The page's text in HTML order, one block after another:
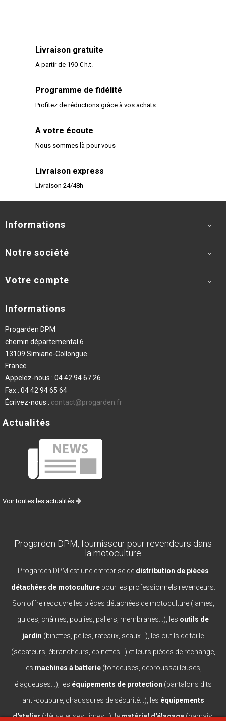
Livraison gratuite
A partir de 190 € h.t.
Programme de fidélité
Profitez de réductions gràce à vos achats
A votre écoute
Nous sommes là pour vous
Livraison express
Livraison 24/48h
Informations 
Notre société 
Votre compte 
Informations
Progarden DPM
chemin départemental 6
13109 Simiane-Collongue
France
Appelez-nous : 04 42 94 67 26
Fax : 04 42 94 65 64
Écrivez-nous : contact@progarden.fr
Actualités
Voir toutes les actualités
Progarden DPM, fournisseur pour revendeurs dans
la motoculture
Progarden DPM est une entreprise de distribution de pièces
détachées de motoculturepour les professionnels revendeurs.
Son offre recouvre les pièces détachées de motoculture (lames,
guides, châines, poulies, paliers, membranes...), les outils de
jardin (binettes, pelles, rateaux, seaux...), les outils de taille
(sécateurs, ébrancheurs, épinettes...) et leurs pièces de rechange,
les machines à batterie (tondeuses, débroussailleuses,
élagueuses...), les équipements de protection (pantalons dits
anti-coupure, chaussures de sécurité...), les équipements
d'atelier(dériveteuses, limes...), lematériel d'élagage(harnais,